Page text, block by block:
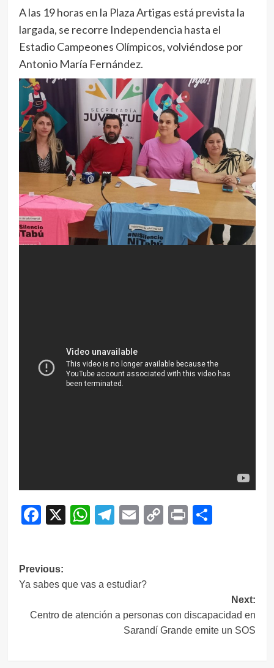
A las 19 horas en la Plaza Artigas está prevista la
largada, se recorre Independencia hasta el
Estadio Campeones Olímpicos, volviéndose por
Antonio María Fernández.
Facebook
X WhatsApp
Telegram
EmailCopy
Print
Navegación
de
entradas
Previous:
Ya sabes que vas a estudiar?
Next:
Centro de atención a personas con discapacidad en
Sarandí Grande emite un SOS